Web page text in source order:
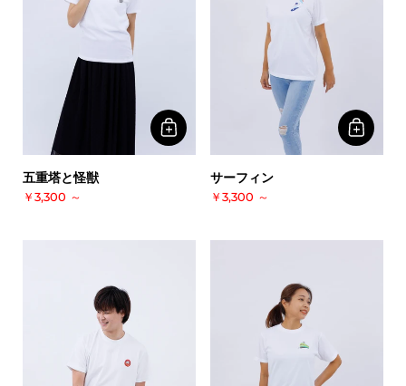
五重塔と怪獣
￥3,300 ～
サーフィン
￥3,300 ～